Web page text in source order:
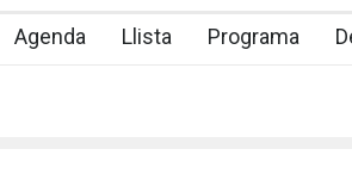
Agenda Llista Programa